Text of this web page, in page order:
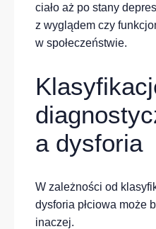
ciało aż po stany
z wyglądem czy
w społeczeństwie.
a dysforia
W zależności od
dysforia płciowa może
inaczej.